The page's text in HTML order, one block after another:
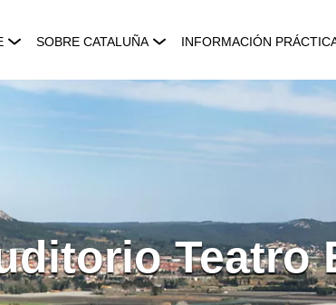
SOBRE CATALUÑA INFORMACIÓN
Teatro